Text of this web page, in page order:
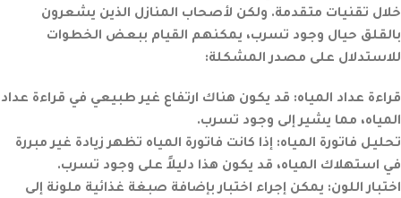
خلال تقنيات متقدمة. ولكن لأصحاب المنازل الذين يشعرون
بالقلق حيال وجود تسرب، يمكنهم القيام ببعض الخطوات
للاستدلال على مصدر المشكلة:
قراءة عداد المياه: قد يكون هناك ارتفاع غير طبيعي في قراءة عداد
المياه، مما يشير إلى وجود تسرب.
تحليل فاتورة المياه: إذا كانت فاتورة المياه تظهر زيادة غير مبررة
في استهلاك المياه، قد يكون هذا دليلاً على وجود تسرب.
اختبار اللون: يمكن إجراء اختبار بإضافة صبغة غذائية ملونة إلى